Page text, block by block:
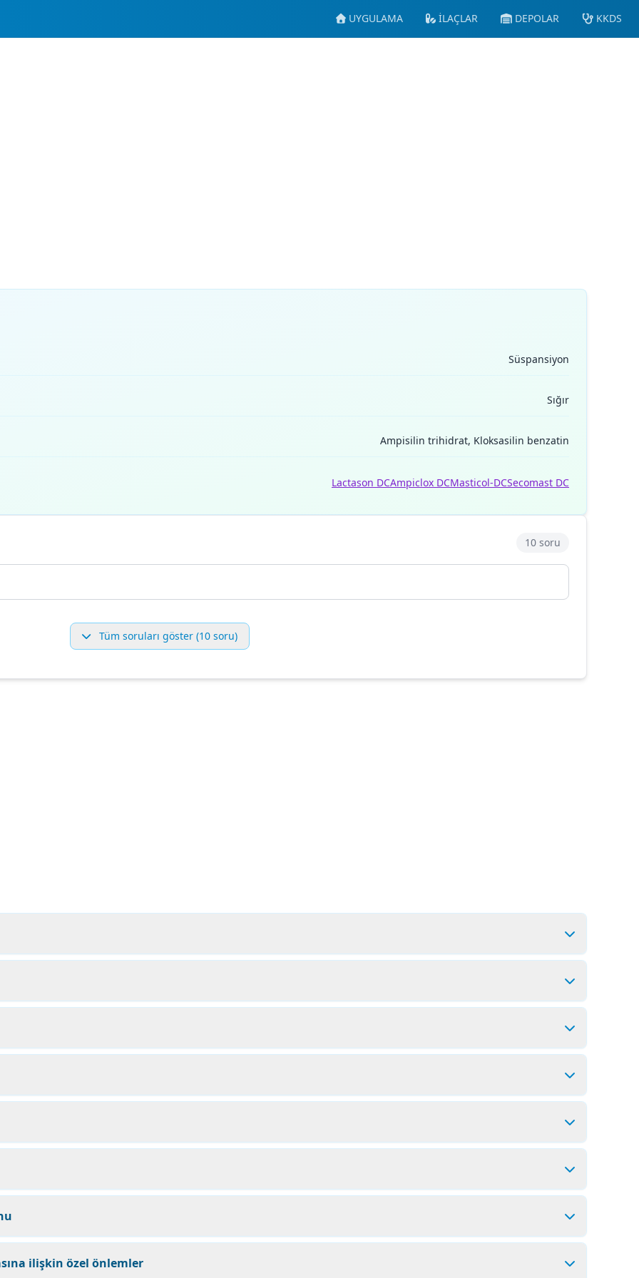
UYGULAMA İLAÇLAR DEPOLAR KKDS
Süspansiyon
Sığır
Ampisilin trihidrat, Kloksasilin benzatin
Lactason DCAmpiclox DCMasticol-DCSecomast DC
10 soru
Tüm soruları göster (10 soru)
ilişkin özel önlemler